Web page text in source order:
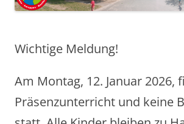
Wichtige Meldung!
Am Montag, 12. Januar 2026,
Präsenzunterricht und keine